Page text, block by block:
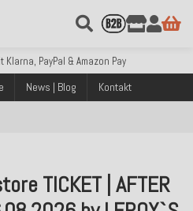
Deutschlands ab 99€ Bestellwert
PayPal & Amazon Pay
Deutschlands ab 99€ Bestellwert
versendete Bestellungen
PayPal & Amazon Pay
Deutschlands ab 99€ Bestellwert
News | Blog Kontakt
TICKET | AFTER